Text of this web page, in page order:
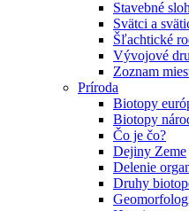
Stavebné
Svätci a
Šľachtické
Vývojové
Zoznam
Príroda
Biotopy
Biotopy
Čo je čo?
Dejiny Zeme
Delenie
Druhy